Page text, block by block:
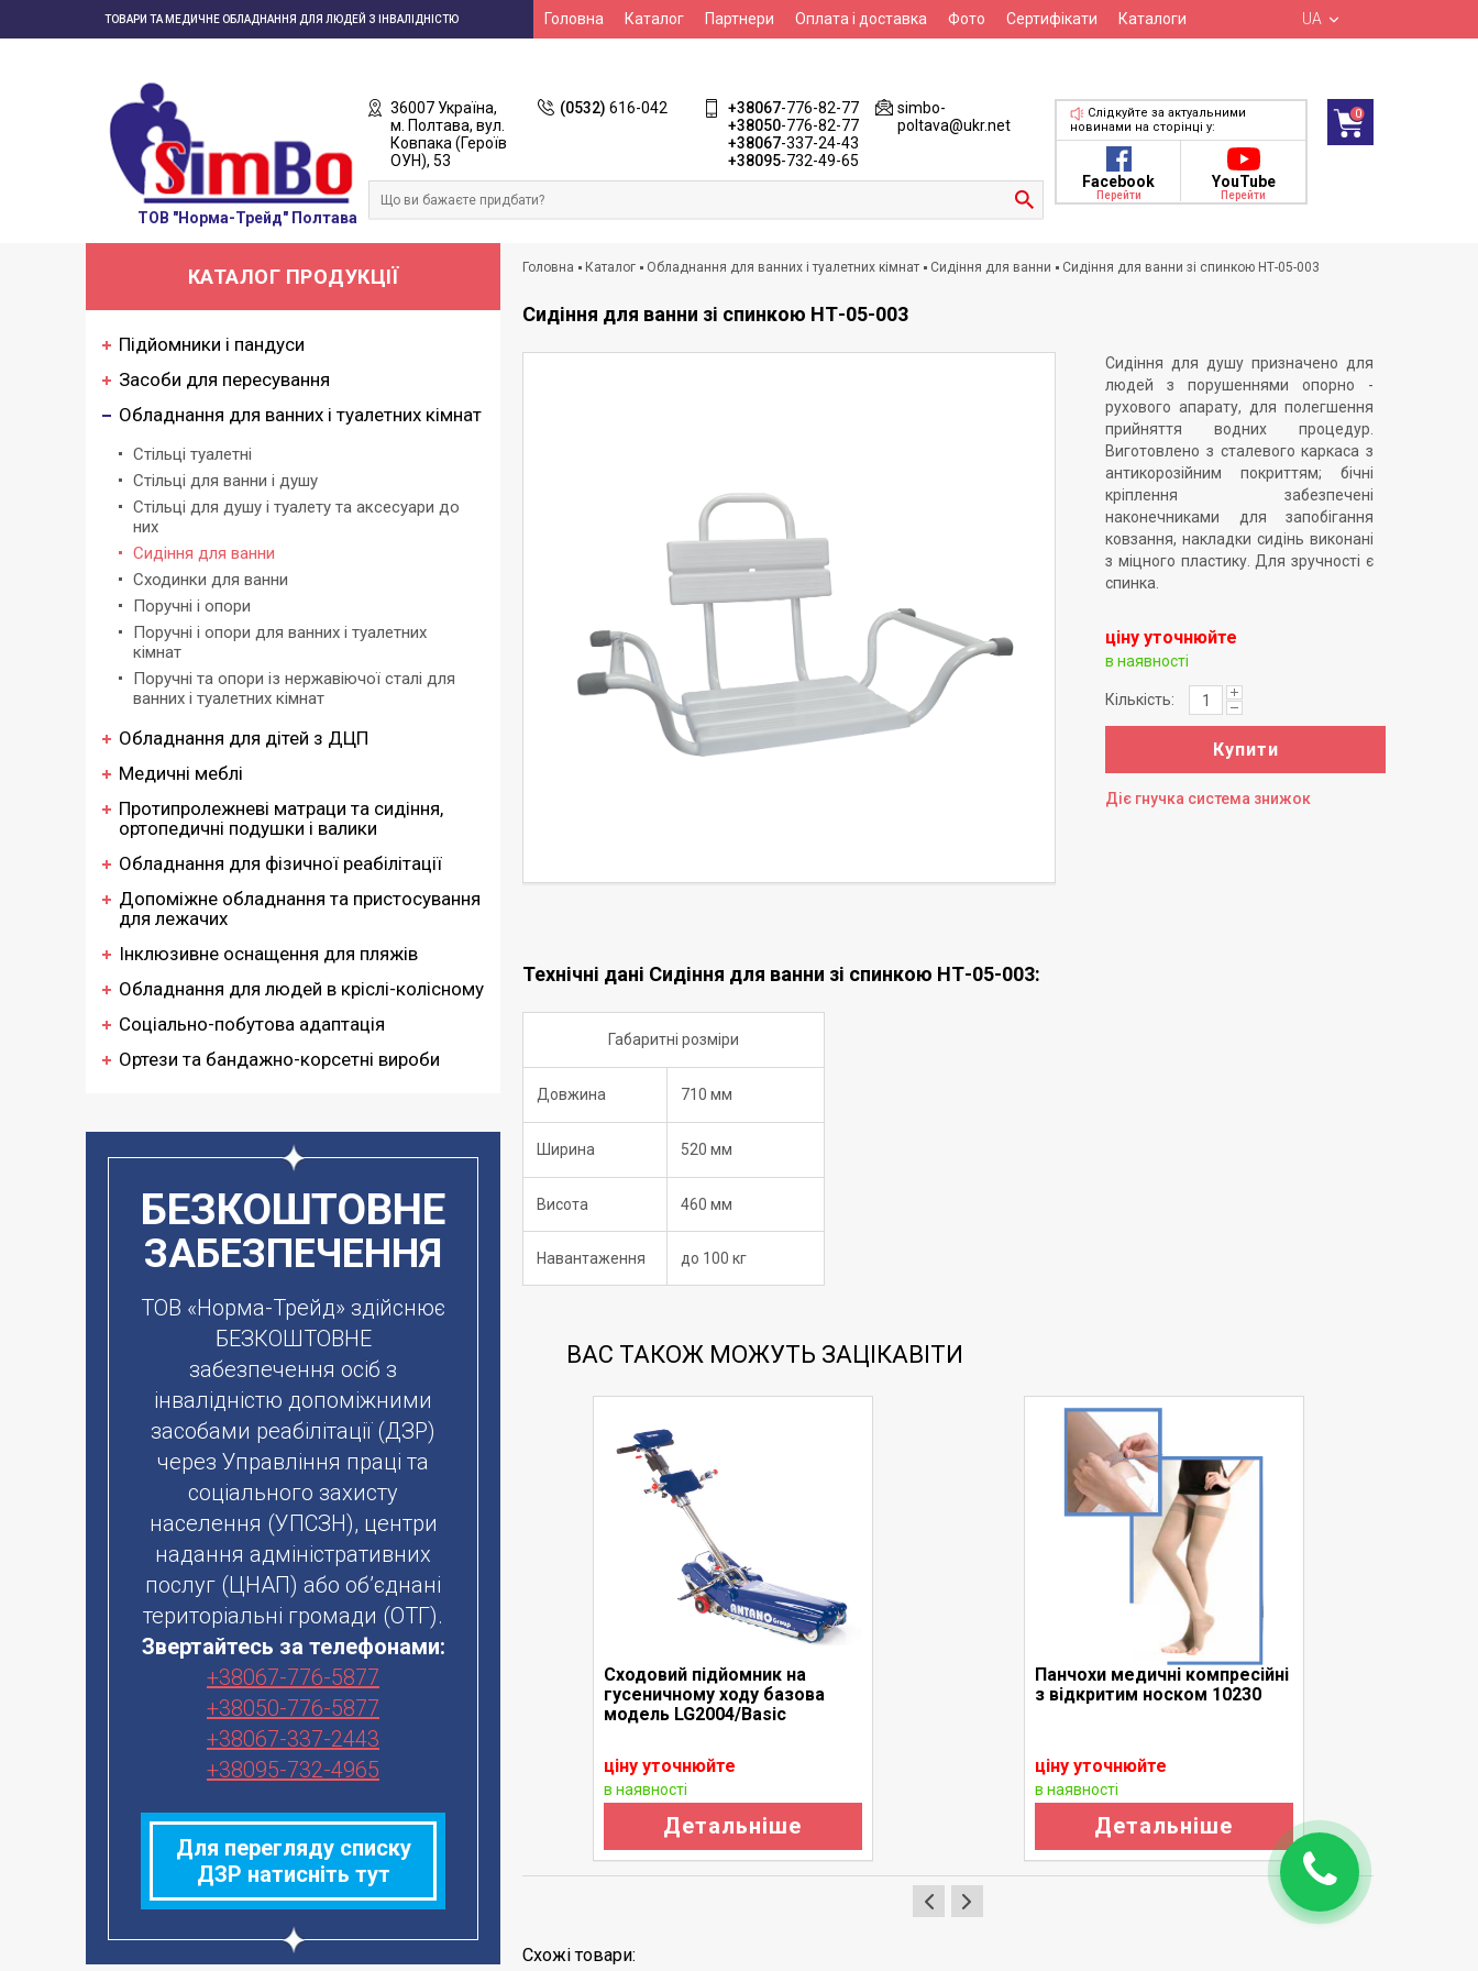
ТОВАРИ ТА МЕДИЧНЕ ОБЛАДНАННЯ ДЛЯ ЛЮДЕЙ З ІНВАЛІДНІСТЮ Головна Каталог Партнери Оплата і доставка Фото Сертифікати Каталоги UA
ТОВ "Норма-Трейд" Полтава
36007 Україна,
м. Полтава, вул.
Ковпака (Героїв
ОУН), 53
(0532) 616-042 +38067-776-82-77
+38050-776-82-77
+38067-337-24-43
+38095-732-49-65
simbo-
poltava@ukr.net
Слідкуйте за актуальними
новинами на сторінці у:
Facebook
Перейти
YouTube
Перейти
0
Головна Каталог Обладнання для ванних і туалетних кімнат Сидіння для ванни Сидіння для ванни зі спинкою НТ-05-003
Сидіння для ванни зі спинкою НТ-05-003
Сидіння для душу призначено для
людей з порушеннями опорно -
рухового апарату, для полегшення
прийняття водних процедур.
Виготовлено з сталевого каркаса з
антикорозійним покриттям; бічні
кріплення забезпечені
наконечниками для запобігання
ковзання, накладки сидінь виконані
з міцного пластику. Для зручності є
спинка.
ціну уточнюйте
в наявності
Кількість:
Купити
Діє гнучка система знижок
Технічні дані Сидіння для ванни зі спинкою НТ-05-003:
Габаритні розміри
Довжина 710 мм
Ширина 520 мм
Висота 460 мм
Навантаження до 100 кг
ВАС ТАКОЖ МОЖУТЬ ЗАЦІКАВІТИ
Стіл сповивальний СС
ціну уточнюйте
Детальніше
Сходовий підйомник на
гусеничному ходу базова
модель LG2004/Basic
ціну уточнюйте
в наявності
Детальніше
Панчохи медичні компресійні
з відкритим носком 10230
ціну уточнюйте
в наявності
Детальніше
Схожі товари:
КАТАЛОГ ПРОДУКЦІЇ
Підйомники і пандуси
Засоби для пересування
Обладнання для ванних і туалетних кімнат
Стільці туалетні
Стільці для ванни і душу
Стільці для душу і туалету та аксесуари до
них
Сидіння для ванни
Сходинки для ванни
Поручні і опори
Поручні і опори для ванних і туалетних
кімнат
Поручні та опори із нержавіючої сталі для
ванних і туалетних кімнат
Обладнання для дітей з ДЦП
Медичні меблі
Протипролежневі матраци та сидіння,
ортопедичні подушки і валики
Обладнання для фізичної реабілітації
Допоміжне обладнання та пристосування
для лежачих
Інклюзивне оснащення для пляжів
Обладнання для людей в кріслі-колісному
Соціально-побутова адаптація
Ортези та бандажно-корсетні вироби
БЕЗКОШТОВНЕ
ЗАБЕЗПЕЧЕННЯ
ТОВ «Норма-Трейд» здійснює
БЕЗКОШТОВНЕ
забезпечення осіб з
інвалідністю допоміжними
засобами реабілітації (ДЗР)
через Управління праці та
соціального захисту
населення (УПСЗН), центри
надання адміністративних
послуг (ЦНАП) або об’єднані
територіальні громади (ОТГ).
Звертайтесь за телефонами:
+38067-776-5877
+38050-776-5877
+38067-337-2443
+38095-732-4965
Для перегляду списку
ДЗР натисніть тут